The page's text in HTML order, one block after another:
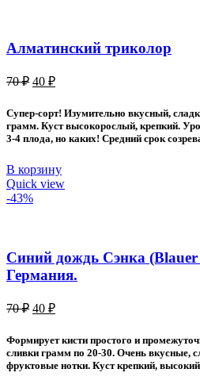
Алматинский триколор
70₽ Первоначальная
составляла
70 ₽.
40 ₽Текущая
40 ₽.
Супер-сорт! Изумительно вкусный,
грамм. Куст высокорослый, крепкий.
3-4 плода, но каких! Средний срок
В корзину
Quick view
-43%
Синий дождь Сэнка (Blauer
Германия.
70₽ Первоначальная
70 ₽.
40 ₽Текущая
40 ₽.
Формирует кисти простого и
сливки грамм по 20-30. Очень вкусные,
фруктовые нотки. Куст крепкий,